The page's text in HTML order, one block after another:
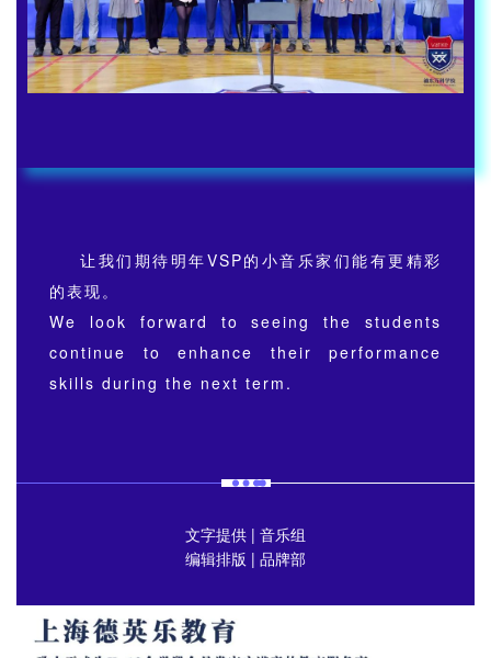
让我们期待明年VSP的小音乐家们能有更精彩
的表现。
We look forward to seeing the students
continue to enhance their performance
skills during the next term.
文字提供 | 音乐组
编辑排版 | 品牌部